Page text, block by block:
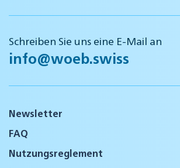
Schreiben Sie uns eine E-Mail an
info@woeb.swiss
Newsletter
FAQ
Nutzungsreglement